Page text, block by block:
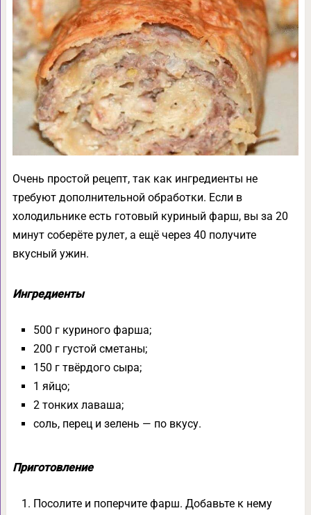
Очень простой рецепт, так как ингредиенты не
требуют дополнительной обработки. Если в
холодильнике есть готовый куриный фарш, вы за 20
минут соберёте рулет, а ещё через 40 получите
вкусный ужин.
Ингредиенты
500 г куриного фарша;
200 г густой сметаны;
150 г твёрдого сыра;
1 яйцо;
2 тонких лаваша;
соль, перец и зелень — по вкусу.
Приготовление
Посолите и поперчите фарш. Добавьте к нему